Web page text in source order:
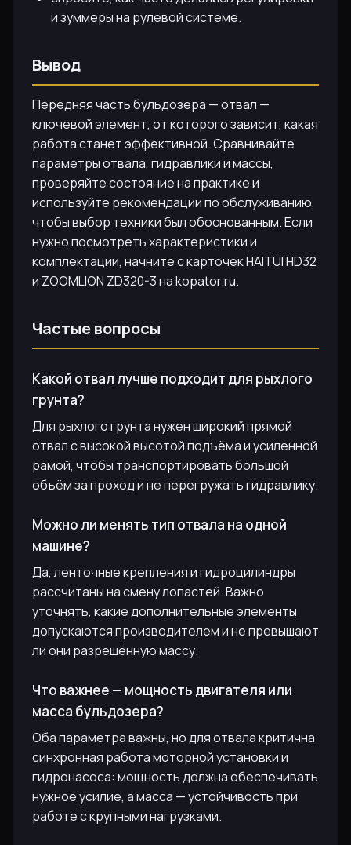
и зуммеры на рулевой системе.
Вывод
Передняя часть бульдозера — отвал —
ключевой элемент, от которого зависит, какая
работа станет эффективной. Сравнивайте
параметры отвала, гидравлики и массы,
проверяйте состояние на практике и
используйте рекомендации по обслуживанию,
чтобы выбор техники был обоснованным. Если
нужно посмотреть характеристики и
комплектации, начните с карточек HAITUI HD32
и ZOOMLION ZD320-3 на kopator.ru.
Частые вопросы
Какой отвал лучше подходит для рыхлого
грунта?
Для рыхлого грунта нужен широкий прямой
отвал с высокой высотой подъёма и усиленной
рамой, чтобы транспортировать большой
объём за проход и не перегружать гидравлику.
Можно ли менять тип отвала на одной
машине?
Да, ленточные крепления и гидроцилиндры
рассчитаны на смену лопастей. Важно
уточнять, какие дополнительные элементы
допускаются производителем и не превышают
ли они разрешённую массу.
Что важнее — мощность двигателя или
масса бульдозера?
Оба параметра важны, но для отвала критична
синхронная работа моторной установки и
гидронасоса: мощность должна обеспечивать
нужное усилие, а масса — устойчивость при
работе с крупными нагрузками.